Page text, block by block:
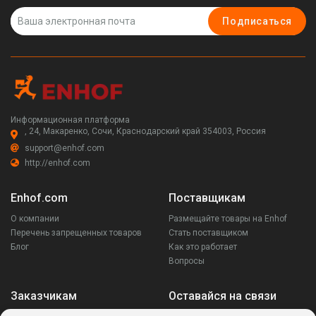
Подписаться
Информационная платформа
, 24, Макаренко, Сочи, Краснодарский край 354003, Россия
support@enhof.com
http://enhof.com
Enhof.com
О компании
Перечень запрещенных товаров
Блог
Поставщикам
Размещайте товары на Enhof
Стать поставщиком
Как это работает
Вопросы
Заказчикам Оставайся на связи